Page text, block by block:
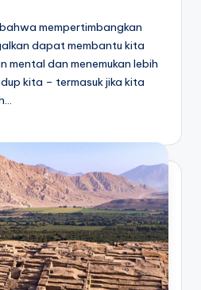
mempertimbangkan
dapat membantu kita
mental dan menemukan lebih
kita – termasuk jika kita